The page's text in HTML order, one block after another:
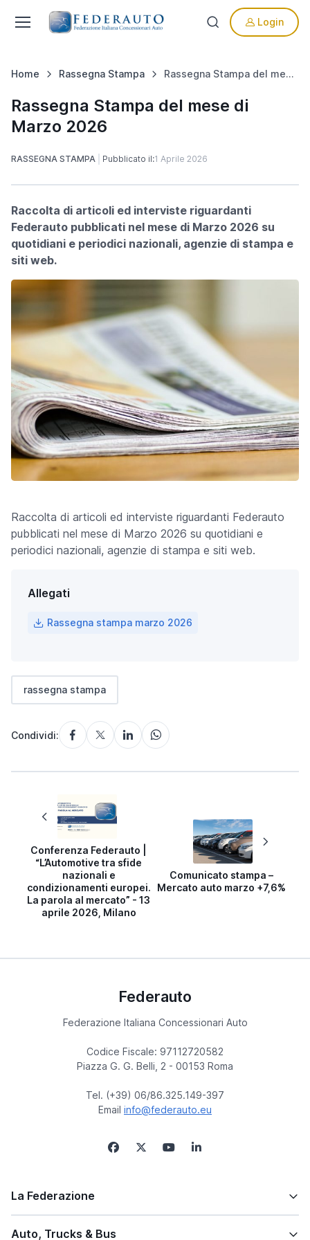
Login
Home Rassegna Stampa Rassegna Stampa del mese di Marzo 2026
Rassegna Stampa del mese di
Marzo 2026
RASSEGNA STAMPA Pubblicato il:1 Aprile 2026
Raccolta di articoli ed interviste riguardanti
Federauto pubblicati nel mese di Marzo 2026 su
quotidiani e periodici nazionali, agenzie di stampa e
siti web.
Raccolta di articoli ed interviste riguardanti Federauto
pubblicati nel mese di Marzo 2026 su quotidiani e
periodici nazionali, agenzie di stampa e siti web.
Allegati
Rassegna stampa marzo 2026
rassegna stampa
Condividi:
Conferenza Federauto |
“L’Automotive tra sfide
nazionali e
condizionamenti europei.
La parola al mercato” - 13
aprile 2026, Milano
Comunicato stampa –
Mercato auto marzo +7,6%
Federauto
Federazione Italiana Concessionari Auto
Codice Fiscale: 97112720582
Piazza G. G. Belli, 2 - 00153 Roma
Tel. (+39) 06/86.325.149-397
Email info@federauto.eu
La Federazione
Auto, Trucks & Bus